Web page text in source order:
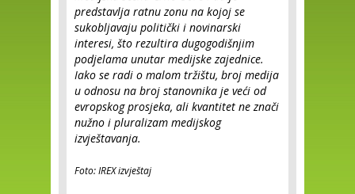
predstavlja ratnu zonu na kojoj se
sukobljavaju politički i novinarski
interesi, što rezultira dugogodišnjim
podjelama unutar medijske zajednice.
Iako se radi o malom tržištu, broj medija
u odnosu na broj stanovnika je veći od
evropskog prosjeka, ali kvantitet ne znači
nužno i pluralizam medijskog
izvještavanja.
Foto: IREX izvještaj